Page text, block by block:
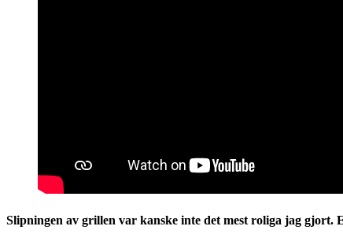
Slipningen av grillen var kanske inte det mest roliga jag gjort.